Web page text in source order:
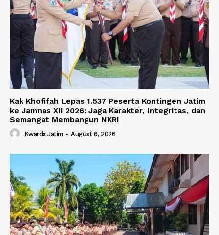
Kak Khofifah Lepas 1.537 Peserta Kontingen Jatim
ke Jamnas XII 2026: Jaga Karakter, Integritas, dan
Semangat Membangun NKRI
Kwarda Jatim - August 6, 2026